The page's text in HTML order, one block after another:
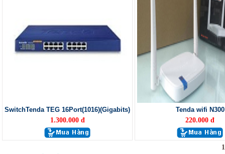
SwitchTenda TEG 16Port(1016)(Gigabits)
1.300.000 đ
Tenda wifi N300
220.000 đ